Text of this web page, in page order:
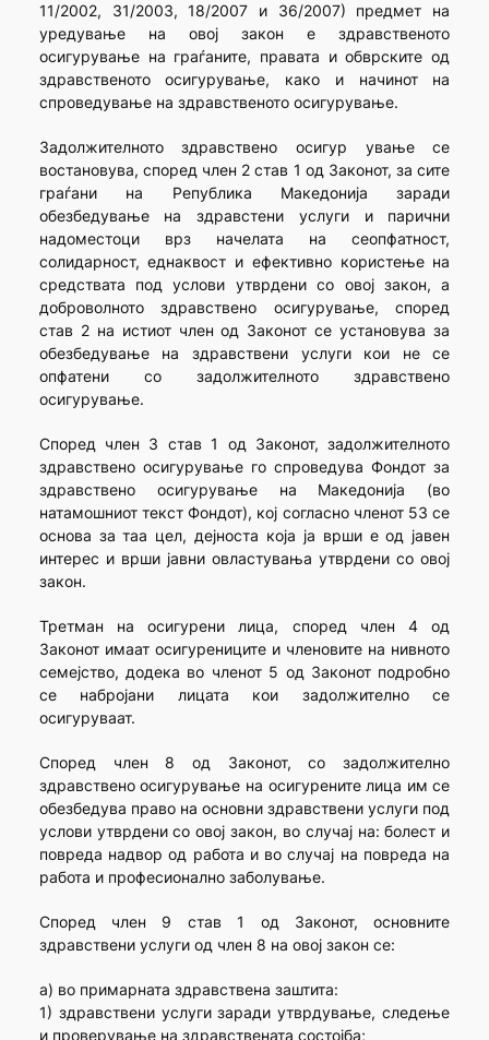
11/2002, 31/2003, 18/2007 и 36/2007) предмет на
уредување на овој закон е здравственото
осигурување на граѓаните, правата и обврските од
здравственото осигурување, како и начинот на
спроведување на здравственото осигурување.
Задолжителното здравствено осигур ување се
востановува, според член 2 став 1 од Законот, за сите
граѓани на Република Македонија заради
обезбедување на здравстени услуги и парични
надоместоци врз начелата на сеопфатност,
солидарност, еднаквост и ефективно користење на
средствата под услови утврдени со овој закон, а
доброволното здравствено осигурување, според
став 2 на истиот член од Законот се установува за
обезбедување на здравствени услуги кои не се
опфатени со задолжителното здравствено
осигурување.
Според член 3 став 1 од Законот, задолжителното
здравствено осигурување го спроведува Фондот за
здравствено осигурување на Македонија (во
натамошниот текст Фондот), кој согласно членот 53 се
основа за таа цел, дејноста која ја врши е од јавен
интерес и врши јавни овластувања утврдени со овој
закон.
Третман на осигурени лица, според член 4 од
Законот имаат осигурениците и членовите на нивното
семејство, додека во членот 5 од Законот подробно
се набројани лицата кои задолжително се
осигуруваат.
Според член 8 од Законот, со задолжително
здравствено осигурување на осигурените лица им се
обезбедува право на основни здравствени услуги под
услови утврдени со овој закон, во случај на: болест и
повреда надвор од работа и во случај на повреда на
работа и професионално заболување.
Според член 9 став 1 од Законот, основните
здравствени услуги од член 8 на овој закон се:
а) во примарната здравствена заштита:
1) здравствени услуги заради утврдување, следење
и проверување на здравствената состојба;